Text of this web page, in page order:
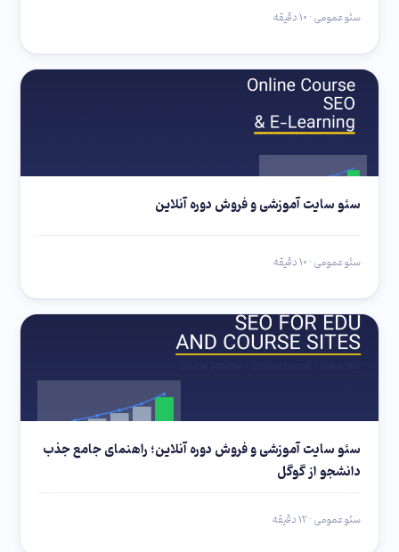
سئو عمومی · 10 دقیقه
سئو سایت آموزشی و فروش دوره آنلاین
سئو عمومی · 10 دقیقه
سئو سایت آموزشی و فروش دوره آنلاین؛ راهنمای جامع جذب
دانشجو از گوگل
سئو عمومی · 12 دقیقه